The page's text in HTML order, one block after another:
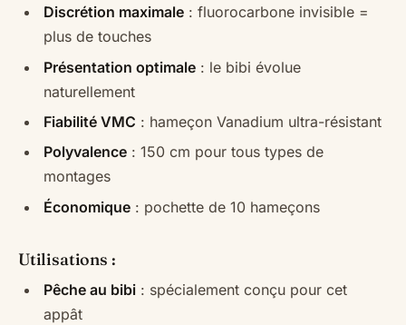
Discrétion maximale : fluorocarbone invisible =
plus de touches
Présentation optimale : le bibi évolue
naturellement
Fiabilité VMC : hameçon Vanadium ultra-résistant
Polyvalence : 150 cm pour tous types de
montages
Économique : pochette de 10 hameçons
Utilisations :
Pêche au bibi : spécialement conçu pour cet
appât